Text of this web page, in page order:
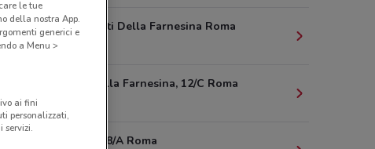
12/C Via Orti Della Farnesina Roma
1 km
Via Orti Della Farnesina, 12/C Roma
Via Cassia, 8/A Roma
le tue
della nostra App.
generici e
a Menu >
ai fini
personalizzati,
servizi.